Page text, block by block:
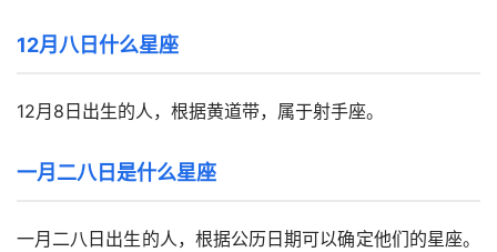
12月八日什么星座
12月8日出生的人，根据黄道带，属于射手座。
一月二八日是什么星座
一月二八日出生的人，根据公历日期可以确定他们的星座。